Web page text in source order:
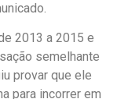
2013 a 2015 e
semelhante
provar que ele
para incorrer em